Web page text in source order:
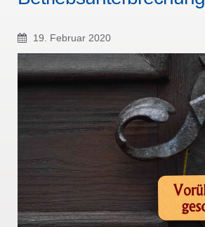
19. Februar 2020